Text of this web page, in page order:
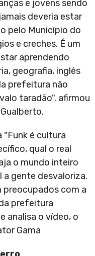
e jovens sendo
deveria estar
pelo Município do
e creches. É um
aprendendo
geografia, inglês
prefeitura não
taradão". afirmou
"Funk é cultura
qual o real
o mundo inteiro
a gente desvaloriza.
preocupados com a
prefeitura
analisa o vídeo, o
Gama